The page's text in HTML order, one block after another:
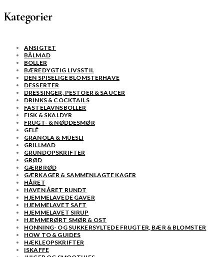
Kategorier
ANSIGTET
BÅLMAD
BOLLER
BÆREDYGTIG LIVSSTIL
DEN SPISELIGE BLOMSTERHAVE
DESSERTER
DRESSINGER, PESTOER & SAUCER
DRINKS & COCKTAILS
FASTELAVNSBOLLER
FISK & SKALDYR
FRUGT- & NØDDESMØR
GELÉ
GRANOLA & MÜESLI
GRILLMAD
GRUNDOPSKRIFTER
GRØD
GÆRBRØD
GÆRKAGER & SAMMENLAGTE KAGER
HÅRET
HAVEN ÅRET RUNDT
HJEMMELAVEDE GAVER
HJEMMELAVET SAFT
HJEMMELAVET SIRUP
HJEMMERØRT SMØR & OST
HONNING- OG SUKKERSYLTEDE FRUGTER, BÆR & BLOMSTER
HOW TO & GUIDES
HÆKLEOPSKRIFTER
ISKAFFE